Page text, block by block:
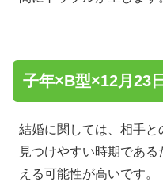
子年×B型×12月23
結婚に関しては、相手
見つけやすい時期であ
える可能性が高いです。